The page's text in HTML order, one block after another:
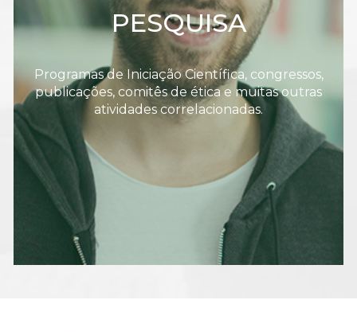
PESQUISA
Programas de Iniciação Científica, congressos,
publicações, comitês de ética e muitas outras
atividades correlacionadas.